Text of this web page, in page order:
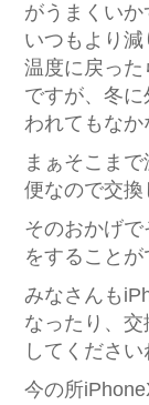
がうまくい
いつもより
温度に戻っ
ですが、冬
われてもなか
まぁそこま
便なので交換
そのおかげ
をすることが
みなさんも
なったり、
してください
今の所